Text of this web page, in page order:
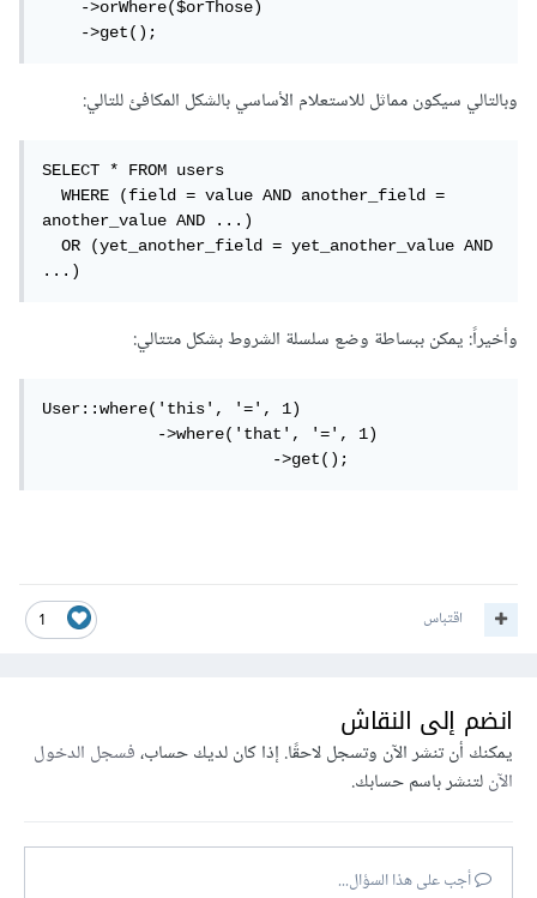
    ->orWhere($orThose)
    ->get();
وبالتالي سيكون مماثل للاستعلام الأساسي بالشكل المكافئ للتالي:
SELECT * FROM users
  WHERE (field = value AND another_field =
another_value AND ...)
  OR (yet_another_field = yet_another_value AND
...)
وأخيراً: يمكن ببساطة وضع سلسلة الشروط بشكل متتالي:
User::where('this', '=', 1)
            ->where('that', '=', 1)
			->get();
1 اقتباس
انضم إلى النقاش
يمكنك أن تنشر الآن وتسجل لاحقًا. إذا كان لديك حساب،فسجل الدخول
الآنلتنشر باسم حسابك.
أجب على هذا السؤال...